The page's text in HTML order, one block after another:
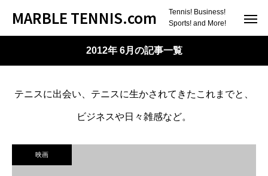
MARBLE TENNIS.com
Tennis! Business!
Sports! and More!
2012年 6月の記事一覧
テニスに出会い、テニスに生かされてきたこれまでと、
ビジネスや日々雑感など。
映画